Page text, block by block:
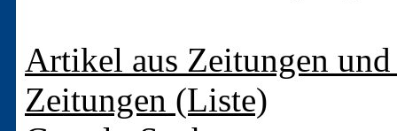
Artikel aus Zeitungen
Zeitungen (Liste)